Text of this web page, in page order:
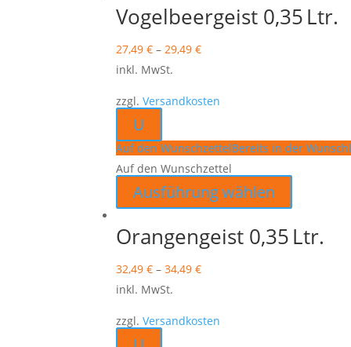
weist
mehrere
auf
der
gewählt
werden
Vogelbeergeist 0,35 Ltr.
27,49€ –29,49€
inkl. MwSt.
zzgl.Versandkosten
U
Auf den WunschzettelBereits in der
Auf den Wunschzettel
Ausführung wählen
Produkt
weist
mehrere
Orangengeist 0,35 Ltr.
32,49€ –34,49€
inkl. MwSt.
zzgl.Versandkosten